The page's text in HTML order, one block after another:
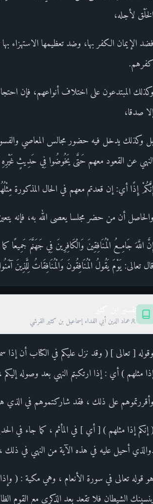
الخَلْق لأجله،
فضد الإيمان الكفر بها، وضد تعظيمها الاستهزاء
كفرهم.
وكذلك المبتدعون على اختلاف أنواعهم، فإن
إلا صدقا،
بل وكذلك يدخل فيه حضور مجالس المعاصي والفسوق
النهي عن القعود معهم حَتَّى يَخُوضُوا فِي حَدِيثٍ غَيْرِهِ
إِنَّكُمْ إِذًا أي: إن قعدتم معهم في الحال المذكورة
والحاصل أن من حضر مجلسا يعصى الله به، فإنه
إِنَّ اللَّهَ جَامِعُ الْمُنَافِقِينَ وَالْكَافِرِينَ فِي جَهَنَّمَ جَمِيعًا
قال تعالى: يَوْمَ يَقُولُ الْمُنَافِقُونَ وَالْمُنَافِقَاتُ لِلَّذِينَ
عماد الدين أبي الفداء إسماعيل بن كثير القرشي
وقوله [ تعالى ] ( وقد نزل عليكم في الكتاب أن إذا
إذا مثلهم ) أي : إذا ارتكبتم النهي بعد وصوله
وأقررتموهم على ذلك ، فقد شاركتموهم في الذي
إنكم إذا مثلهم ) [ أي ] في المأثم ، كما جاء في
.والذي أحيل عليه في هذه الآية من النهي في ذلك ،
هو قوله تعالى في سورة الأنعام ، وهي مكية : (
ينسينك الشيطان فلا تقعد بعد الذكرى مع القوم